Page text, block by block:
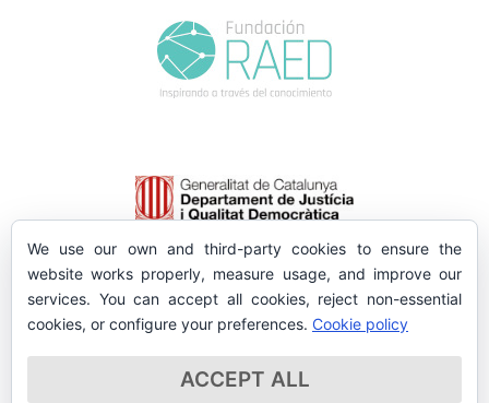
We use our own and third-party cookies to ensure the
website works properly, measure usage, and improve our
services. You can accept all cookies, reject non-essential
cookies, or configure your preferences. Cookie policy
ACCEPT ALL